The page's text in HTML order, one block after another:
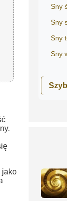
jako
Sny
Sny
Sny
Sny